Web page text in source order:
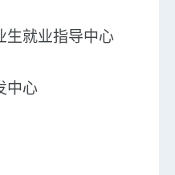
生就业指导中心
中心